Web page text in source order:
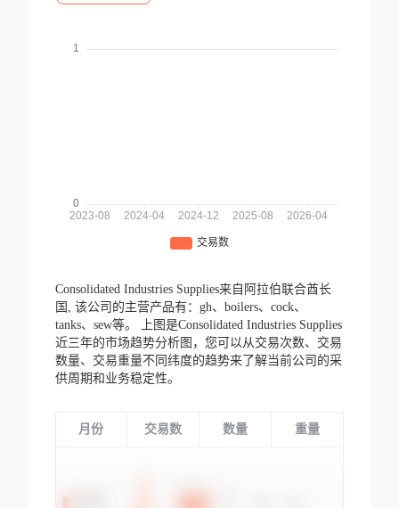
Consolidated Industries Supplies来自阿拉伯联合酋长
国, 该公司的主营产品有：gh、boilers、cock、
tanks、sew等。
上图是Consolidated Industries Supplies
近三年的市场趋势分析图，您可以从交易次数、交易
数量、交易重量不同纬度的趋势来了解当前公司的采
供周期和业务稳定性。
月份 交易数 数量 重量